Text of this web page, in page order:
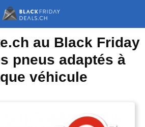
au Black Friday
pneus adaptés à
véhicule